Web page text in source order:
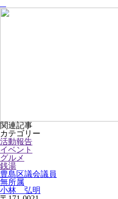
関連記事
カテゴリー
活動報告
イベント
グルメ
銭湯
豊島区議会議員
無所属
小林 弘明